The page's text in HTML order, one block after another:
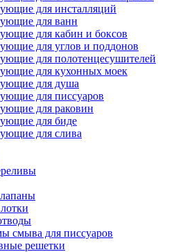
для инсталляций
для ванн
для кабин и боксов
для углов и поддонов
для полотенцесушителей
для кухонных моек
для душа
для писсуаров
для раковин
для биде
для слива
смыва для писсуаров
решетки